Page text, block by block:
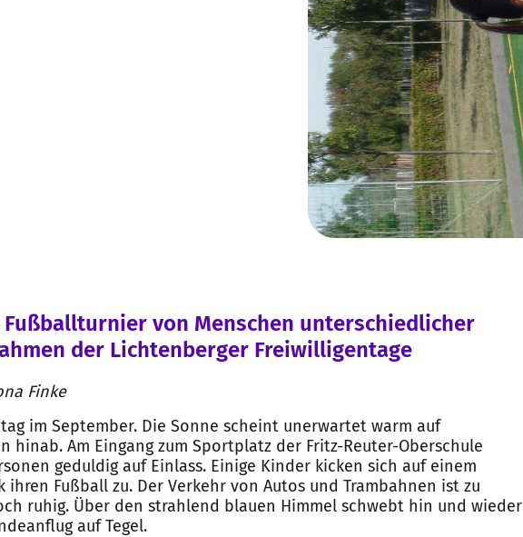
Fußballturnier von Menschen unterschiedlicher
der Lichtenberger Freiwilligentage
Finke
im September. Die Sonne scheint unerwartet warm auf
hinab. Am Eingang zum Sportplatz der Fritz-Reuter-Oberschule
geduldig auf Einlass. Einige Kinder kicken sich auf einem
ihren Fußball zu. Der Verkehr von Autos und Trambahnen ist zu
ruhig. Über den strahlend blauen Himmel schwebt hin und wieder
auf Tegel.